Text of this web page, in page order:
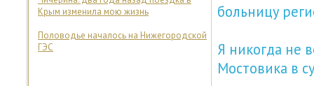
Крым изменила мою жизнь
Половодье началось на Нижегородской
ГЭС
больницу
Я никогда не
Мостовика в